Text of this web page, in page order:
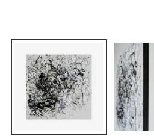
ギャラリービューでメディアを開く